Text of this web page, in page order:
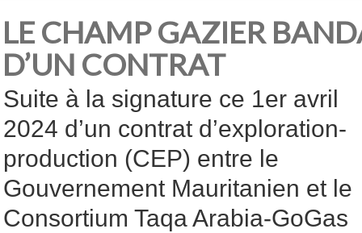
LE CHAMP GAZIER
D’UN CONTRAT
Suite à la signature ce 1er avril
2024 d’un contrat d’exploration-
production (CEP) entre le
Gouvernement Mauritanien et le
Consortium Taqa Arabia-GoGas